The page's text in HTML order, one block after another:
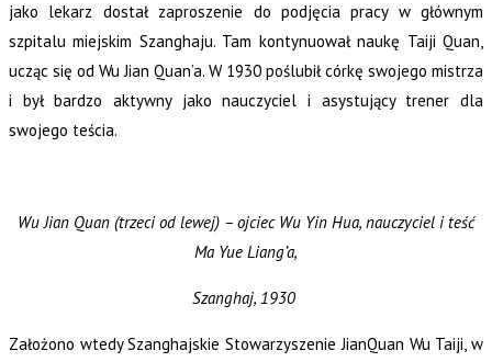
jako lekarz dostał zaproszenie do podjęcia pracy w głównym
szpitalu miejskim Szanghaju. Tam kontynuował naukę Taiji Quan,
ucząc się od Wu Jian Quan’a. W 1930 poślubił córkę swojego mistrza
i był bardzo aktywny jako nauczyciel i asystujący trener dla
swojego teścia.
Wu Jian Quan (trzeci od lewej) – ojciec Wu Yin Hua, nauczyciel i teść
Ma Yue Liang’a,
Szanghaj, 1930
Założono wtedy Szanghajskie Stowarzyszenie JianQuan Wu Taiji, w